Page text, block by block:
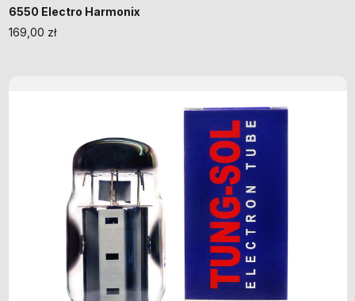
6550 Electro Harmonix
169,00 zł